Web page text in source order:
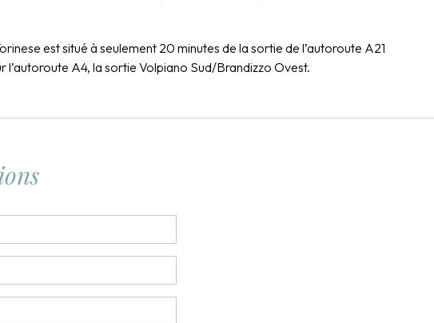
est situé à seulement 20 minutes de la sortie de l’autoroute A21
l’autoroute A4, la sortie Volpiano Sud/Brandizzo Ovest.